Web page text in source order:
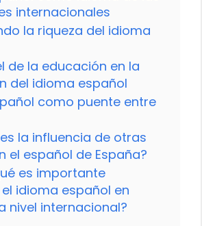
internacionales
la riqueza del idioma
de la educación en la
del idioma español
como puente entre
la influencia de otras
el español de España?
es importante
idioma español en
nivel internacional?